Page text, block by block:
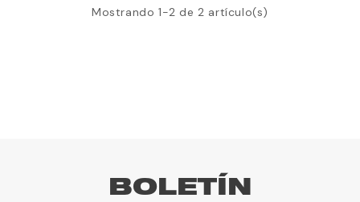
Mostrando 1-2 de 2 artículo(s)
BOLETÍN